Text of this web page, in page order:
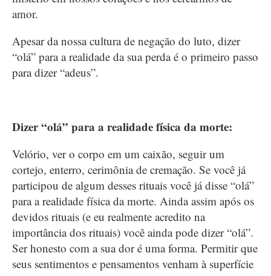
amor.
Apesar da nossa cultura de negação do luto, dizer
“olá” para a realidade da sua perda é o primeiro passo
para dizer “adeus”.
Dizer “olá” para a realidade física da morte:
Velório, ver o corpo em um caixão, seguir um
cortejo, enterro, cerimônia de cremação. Se você já
participou de algum desses rituais você já disse “olá”
para a realidade física da morte. Ainda assim após os
devidos rituais (e eu realmente acredito na
importância dos rituais) você ainda pode dizer “olá”.
Ser honesto com a sua dor é uma forma. Permitir que
seus sentimentos e pensamentos venham à superfície